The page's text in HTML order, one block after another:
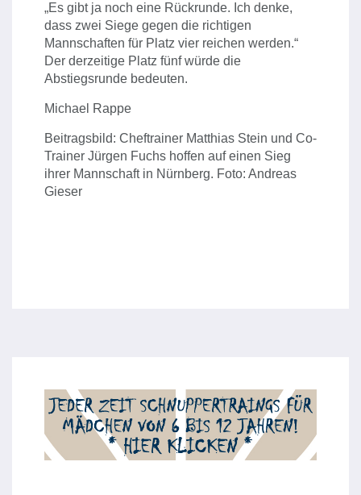
„Es gibt ja noch eine Rückrunde. Ich denke,
dass zwei Siege gegen die richtigen
Mannschaften für Platz vier reichen werden.“
Der derzeitige Platz fünf würde die
Abstiegsrunde bedeuten.
Michael Rappe
Beitragsbild: Cheftrainer Matthias Stein und Co-
Trainer Jürgen Fuchs hoffen auf einen Sieg
ihrer Mannschaft in Nürnberg. Foto: Andreas
Gieser